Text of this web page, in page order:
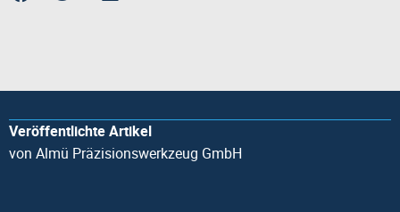
Veröffentlichte Artikel
von Almü Präzisionswerkzeug GmbH